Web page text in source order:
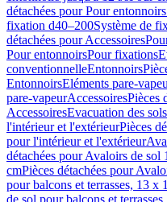
détachées pour Pour
fixation d40–200Système de
détachées pour Accessoires
Pour entonnoirsPour fixations
conventionnelleEntonnoirs
EntonnoirsEléments pare-
pare-vapeurAccessoiresPièces
AccessoiresEvacuation des sols
l'intérieur et l'extérieurPièces
pour l'intérieur et l'extérieur
détachées pour Avaloirs de sol
cmPièces détachées pour
pour balcons et terrasses, 13 x
de sol pour balcons et